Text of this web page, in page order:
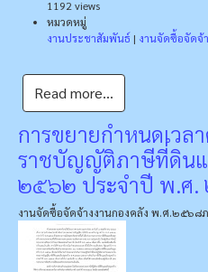
1192 views
หมวดหมู่
งานประชาสัมพันธ์ | งานจัดซื้อจัดจ้
Read more...
การขยายกำหนดเวล
ราชบัญญัติภาษีที่ดินแ
๒๕๖๒ ประจำปี พ.ศ
งานจัดซื้อจัดจ้างงานกองคลัง พ.ศ.๒๕๖๘